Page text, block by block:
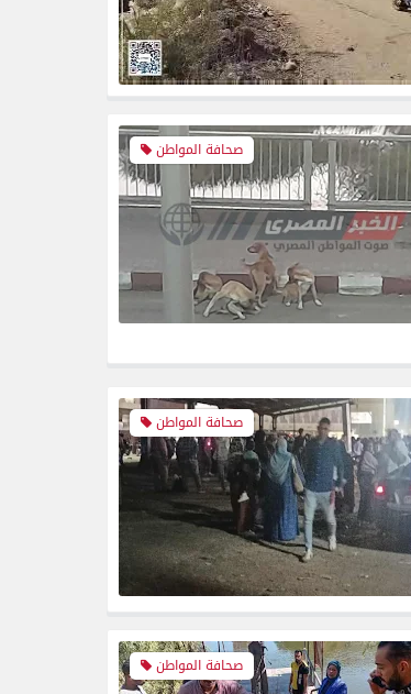
صحافة المواطن
صحافة المواطن
صحافة المواطن